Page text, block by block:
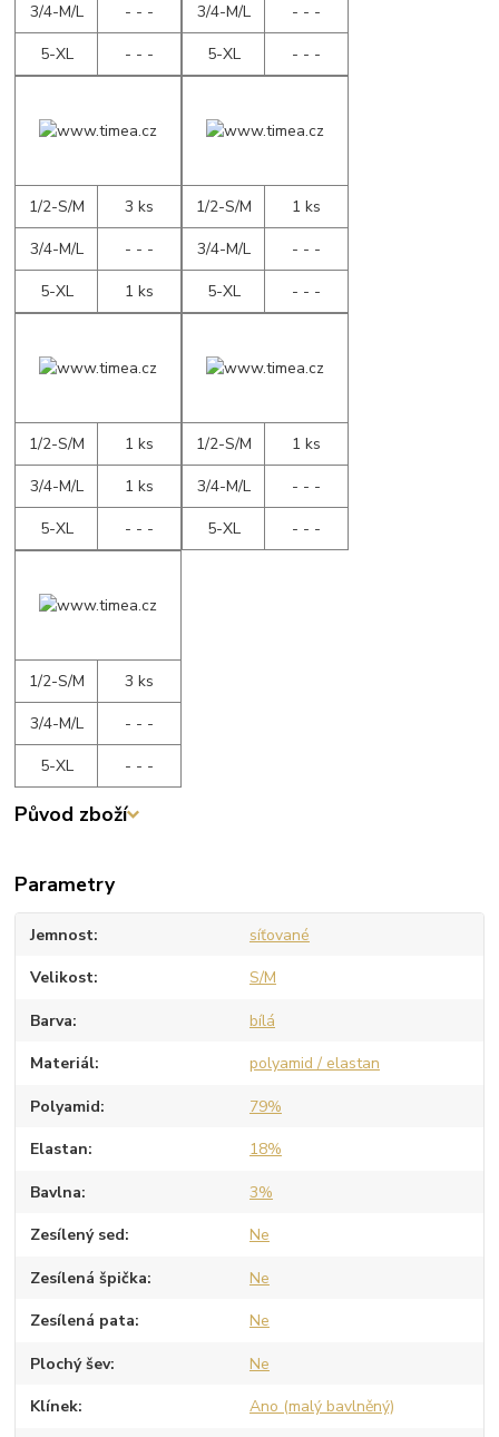
3/4-M/L
- - -
5-XL
- - -
3/4-M/L
- - -
5-XL
- - -
1/2-S/M
3 ks
3/4-M/L
- - -
5-XL
1 ks
1/2-S/M
1 ks
3/4-M/L
- - -
5-XL
- - -
1/2-S/M
1 ks
3/4-M/L
1 ks
5-XL
- - -
1/2-S/M
1 ks
3/4-M/L
- - -
5-XL
- - -
1/2-S/M
3 ks
3/4-M/L
- - -
5-XL
- - -
Původ zboží
Parametry
Jemnost síťované
Velikost S/M
Barva bílá
Materiál polyamid / elastan
Polyamid 79%
Elastan 18%
Bavlna 3%
Zesílený sed Ne
Zesílená špička Ne
Zesílená pata Ne
Plochý šev Ne
Klínek Ano (malý bavlněný)